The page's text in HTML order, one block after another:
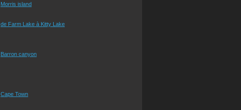
Morris island
de Farm Lake à Kitty Lake
Barron canyon
Cape Town